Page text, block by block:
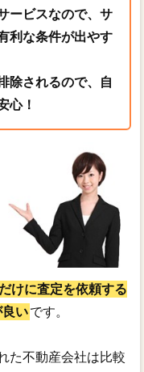
ービスなので、サ
利な条件が出やす
除されるので、自
心！
けに査定を依頼する
いです。
た不動産会社は比較